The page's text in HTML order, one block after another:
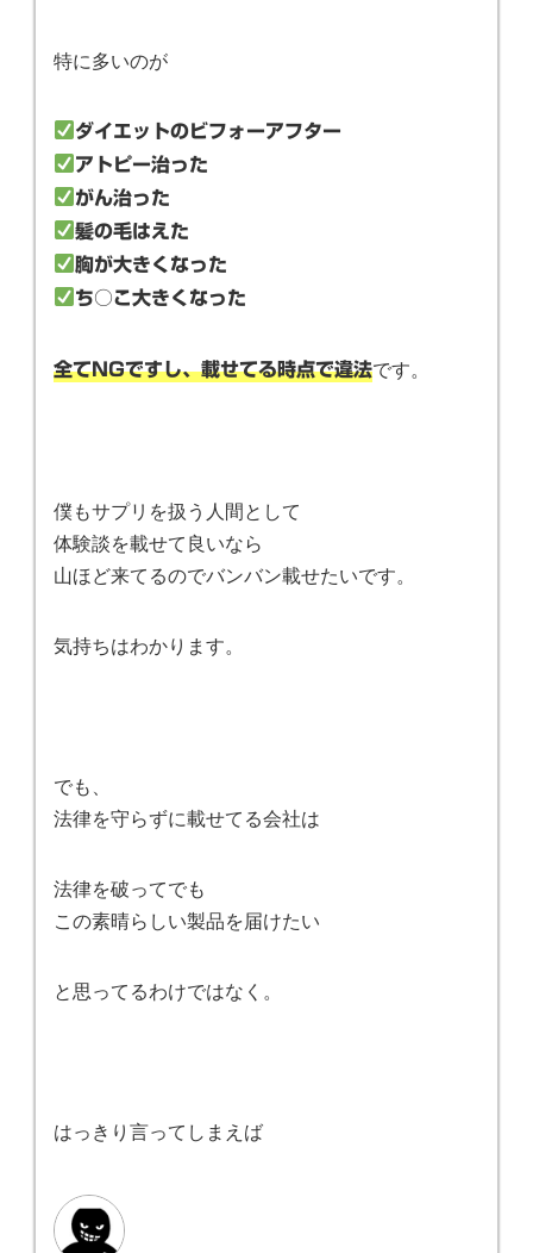
特に多いのが
ダイエットのビフォーアフター
アトピー治った
がん治った
髪の毛はえた
胸が大きくなった
ち○こ大きくなった
全てNGですし、載せてる時点で違法です。
僕もサプリを扱う人間として
体験談を載せて良いなら
山ほど来てるのでバンバン載せたいです。
気持ちはわかります。
でも、
法律を守らずに載せてる会社は
法律を破ってでも
この素晴らしい製品を届けたい
と思ってるわけではなく。
はっきり言ってしまえば